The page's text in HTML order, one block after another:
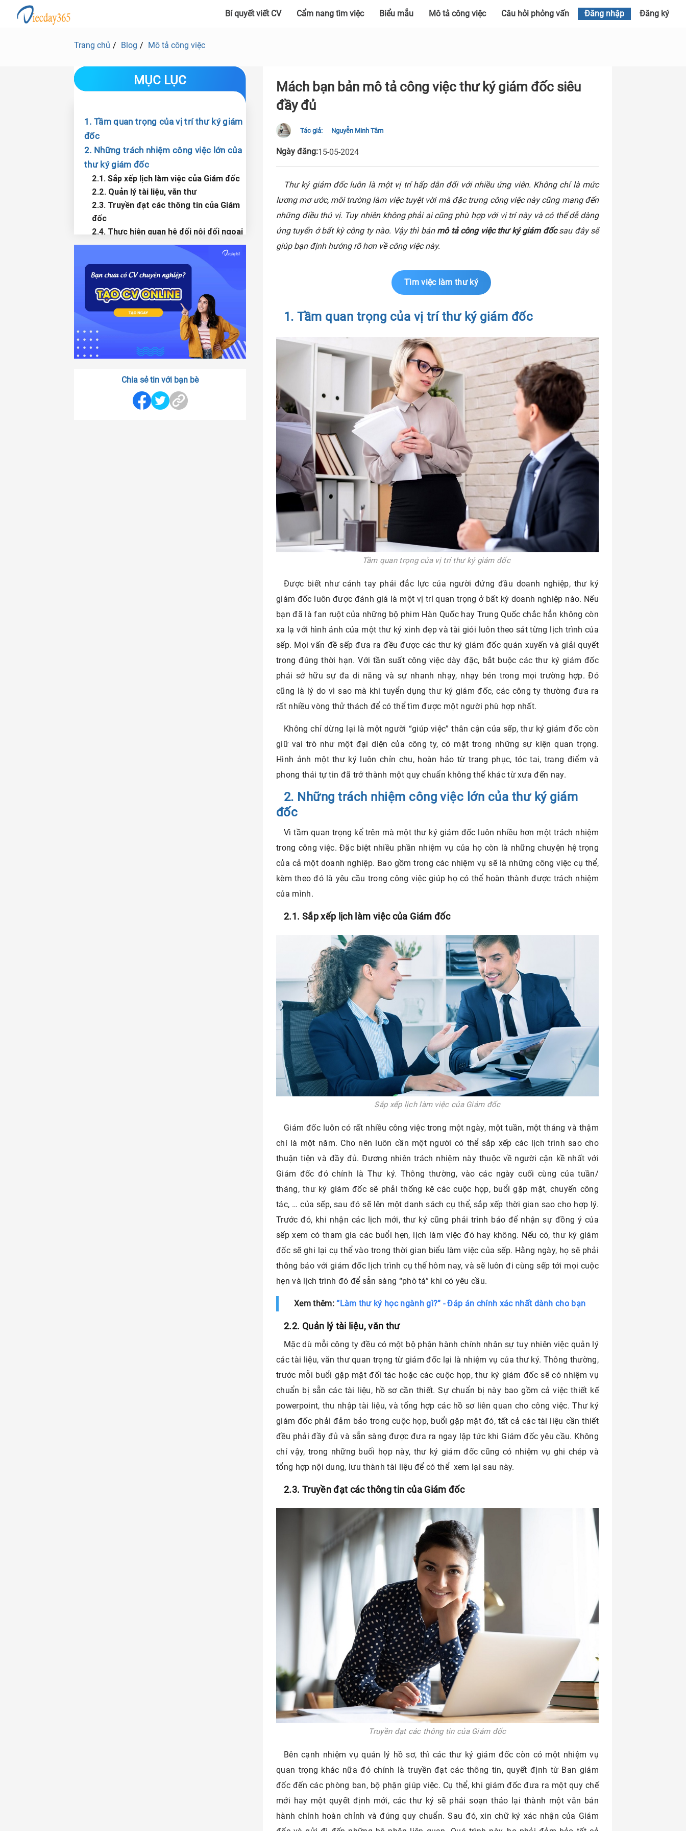
Bí quyết viết CV Cẩm nang tìm việc Biểu mẫu Mô tả công việc Câu hỏi phỏng vấn Đăng nhập Đăng ký
Trang chủ Blog Mô tả công việc
Mách bạn bản mô tả công việc thư ký giám đốc siêu
đầy đủ
Tác giả: Nguyễn Minh Tâm
Ngày đăng:15-05-2024
Thư ký giám đốc luôn là một vị trí hấp dẫn đối với nhiều ứng viên. Không chỉ là mức
lương mơ ước, môi trường làm việc tuyệt vời mà đặc trưng công việc này cũng mang đến
những điều thú vị. Tuy nhiên không phải ai cũng phù hợp với vị trí này và có thể dễ dàng
ứng tuyển ở bất kỳ công ty nào. Vậy thì bản mô tả công việc thư ký giám đốcsau đây sẽ
giúp bạn định hướng rõ hơn về công việc này.
MỤC LỤC
1. Tầm quan trọng của vị trí thư ký giám
đốc
2. Những trách nhiệm công việc lớn của
thư ký giám đốc
2.1. Sắp xếp lịch làm việc của Giám đốc
2.2. Quản lý tài liệu, văn thư
2.3. Truyền đạt các thông tin của Giám
đốc
2.4. Thực hiện quan hệ đối nội đối ngoại
công ty
2.5. Hậu cần cho công tác cho Giám đốc
2.6. Biên, phiên dịch riêng cho Giám đốc
3. Tiêu chí khi tuyển dụng vị trí thư ký
giám đốc
Chia sẻ tin với bạn bè
Tìm việc làm thư ký
1. Tầm quan trọng của vị trí thư ký giám đốc
Tầm quan trọng của vị trí thư ký giám đốc
Được biết như cánh tay phải đắc lực của người đứng đầu doanh nghiệp, thư ký
giám đốc luôn được đánh giá là một vị trí quan trọng ở bất kỳ doanh nghiệp nào. Nếu
bạn đã là fan ruột của những bộ phim Hàn Quốc hay Trung Quốc chắc hẳn không còn
xa lạ với hình ảnh của một thư ký xinh đẹp và tài giỏi luôn theo sát từng lịch trình của
sếp. Mọi vấn đề sếp đưa ra đều được các thư ký giám đốc quán xuyến và giải quyết
trong đúng thời hạn. Với tần suất công việc dày đặc, bắt buộc các thư ký giám đốc
phải sở hữu sự đa di năng và sự nhanh nhạy, nhạy bén trong mọi trường hợp. Đó
cũng là lý do vì sao mà khi tuyển dụng thư ký giám đốc, các công ty thường đưa ra
rất nhiều vòng thử thách để có thể tìm được một người phù hợp nhất.
Không chỉ dừng lại là một người “giúp việc” thân cận của sếp, thư ký giám đốc còn
giữ vai trò như một đại diện của công ty, có mặt trong những sự kiện quan trọng.
Hình ảnh một thư ký luôn chỉn chu, hoàn hảo từ trang phục, tóc tai, trang điểm và
phong thái tự tin đã trở thành một quy chuẩn không thể khác từ xưa đến nay.
2. Những trách nhiệm công việc lớn của thư ký giám
đốc
Vì tầm quan trọng kể trên mà một thư ký giám đốc luôn nhiều hơn một trách nhiệm
trong công việc. Đặc biệt nhiều phần nhiệm vụ của họ còn là những chuyện hệ trọng
của cả một doanh nghiệp. Bao gồm trong các nhiệm vụ sẽ là những công việc cụ thể,
kèm theo đó là yêu cầu trong công việc giúp họ có thể hoàn thành được trách nhiệm
của mình.
2.1. Sắp xếp lịch làm việc của Giám đốc
Sắp xếp lịch làm việc của Giám đốc
Giám đốc luôn có rất nhiều công việc trong một ngày, một tuần, một tháng và thậm
chí là một năm. Cho nên luôn cần một người có thể sắp xếp các lịch trình sao cho
thuận tiện và đầy đủ. Đương nhiên trách nhiệm này thuộc về người cận kề nhất với
Giám đốc đó chính là Thư ký. Thông thường, vào các ngày cuối cùng của tuần/
tháng, thư ký giám đốc sẽ phải thống kê các cuộc họp, buổi gặp mặt, chuyến công
tác, … của sếp, sau đó sẽ lên một danh sách cụ thể, sắp xếp thời gian sao cho hợp lý.
Trước đó, khi nhận các lịch mới, thư ký cũng phải trình báo để nhận sự đồng ý của
sếp xem có tham gia các buổi hẹn, lịch làm việc đó hay không. Nếu có, thư ký giám
đốc sẽ ghi lại cụ thể vào trong thời gian biểu làm việc của sếp. Hằng ngày, họ sẽ phải
thông báo với giám đốc lịch trình cụ thể hôm nay, và sẽ luôn đi cùng sếp tới mọi cuộc
hẹn và lịch trình đó để sẵn sàng “phò tá” khi có yêu cầu.
Xem thêm:“Làm thư ký học ngành gì?” - Đáp án chính xác nhất dành cho bạn
2.2. Quản lý tài liệu, văn thư
Mặc dù mỗi công ty đều có một bộ phận hành chính nhân sự tuy nhiên việc quản lý
các tài liệu, văn thư quan trọng từ giám đốc lại là nhiệm vụ của thư ký. Thông thường,
trước mỗi buổi gặp mặt đối tác hoặc các cuộc họp, thư ký giám đốc sẽ có nhiệm vụ
chuẩn bị sẵn các tài liệu, hồ sơ cần thiết. Sự chuẩn bị này bao gồm cả việc thiết kế
powerpoint, thu nhập tài liệu, và tổng hợp các hồ sơ liên quan cho công việc. Thư ký
giám đốc phải đảm bảo trong cuộc họp, buổi gặp mặt đó, tất cả các tài liệu cần thiết
đều phải đầy đủ và sẵn sàng được đưa ra ngay lập tức khi Giám đốc yêu cầu. Không
chỉ vậy, trong những buổi họp này, thư ký giám đốc cũng có nhiệm vụ ghi chép và
tổng hợp nội dung, lưu thành tài liệu để có thể xem lại sau này.
2.3. Truyền đạt các thông tin của Giám đốc
Truyền đạt các thông tin của Giám đốc
Bên cạnh nhiệm vụ quản lý hồ sơ, thì các thư ký giám đốc còn có một nhiệm vụ
quan trọng khác nữa đó chính là truyền đạt các thông tin, quyết định từ Ban giám
đốc đến các phòng ban, bộ phận giúp việc. Cụ thể, khi giám đốc đưa ra một quy chế
mới hay một quyết định mới, các thư ký sẽ phải soạn thảo lại thành một văn bản
hành chính hoàn chỉnh và đúng quy chuẩn. Sau đó, xin chữ ký xác nhận của Giám